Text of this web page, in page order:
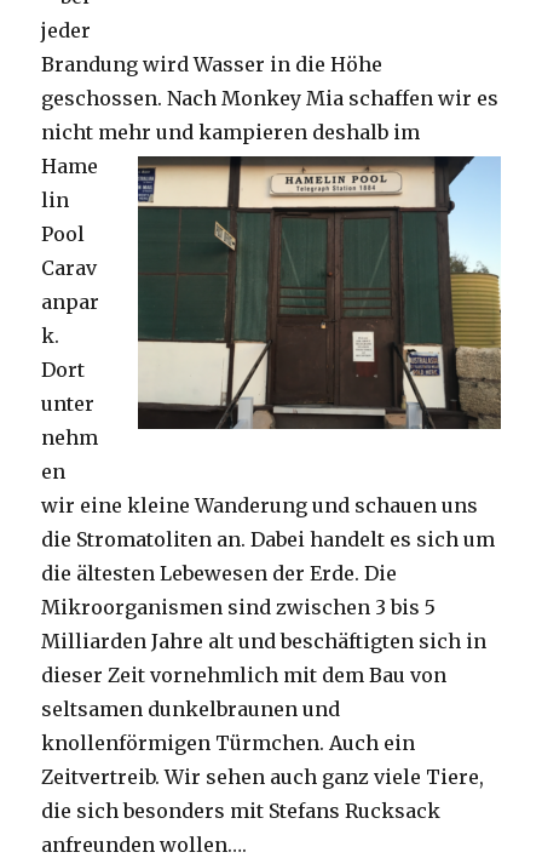
jeder
Brandung wird Wasser in die Höhe
geschossen. Nach Monkey Mia schaffen wir es
nicht mehr und kampieren deshalb im
Hame
lin
Pool
Carav
anpar
k.
Dort
unter
nehm
en
wir eine kleine Wanderung und schauen uns
die Stromatoliten an. Dabei handelt es sich um
die ältesten Lebewesen der Erde. Die
Mikroorganismen sind zwischen 3 bis 5
Milliarden Jahre alt und beschäftigten sich in
dieser Zeit vornehmlich mit dem Bau von
seltsamen dunkelbraunen und
knollenförmigen Türmchen. Auch ein
Zeitvertreib. Wir sehen auch ganz viele Tiere,
die sich besonders mit Stefans Rucksack
anfreunden wollen….